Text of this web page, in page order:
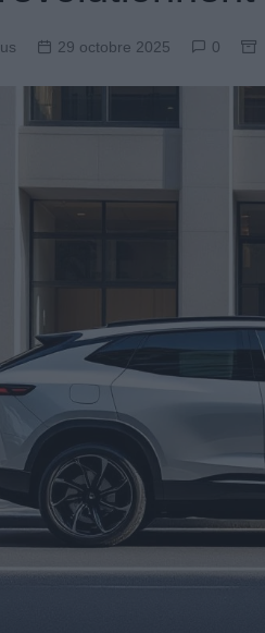
29 octobre 2025 0